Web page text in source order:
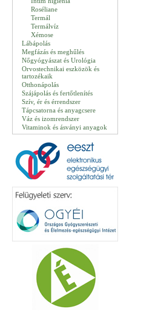
Roséliane
Termál
Termálvíz
Xémose
Lábápolás
Megfázás és meghűlés
Nőgyógyászat és Urológia
Orvostechnikai eszközök és
tartozékaik
Otthonápolás
Szájápolás és fertőtlenítés
Szív, ér és érrendszer
Tápcsatorna és anyagcsere
Váz és izomrendszer
Vitaminok és ásványi anyagok